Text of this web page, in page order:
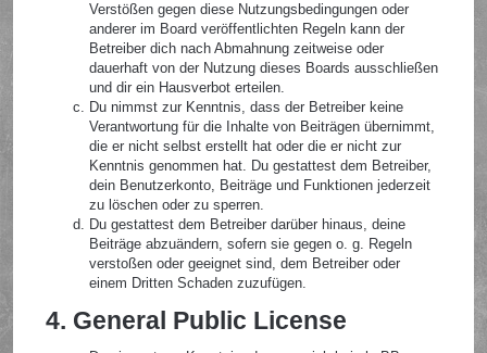
Verstößen gegen diese Nutzungsbedingungen oder
anderer im Board veröffentlichten Regeln kann der
Betreiber dich nach Abmahnung zeitweise oder
dauerhaft von der Nutzung dieses Boards ausschließen
und dir ein Hausverbot erteilen.
Du nimmst zur Kenntnis, dass der Betreiber keine
Verantwortung für die Inhalte von Beiträgen übernimmt,
die er nicht selbst erstellt hat oder die er nicht zur
Kenntnis genommen hat. Du gestattest dem Betreiber,
dein Benutzerkonto, Beiträge und Funktionen jederzeit
zu löschen oder zu sperren.
Du gestattest dem Betreiber darüber hinaus, deine
Beiträge abzuändern, sofern sie gegen o. g. Regeln
verstoßen oder geeignet sind, dem Betreiber oder
einem Dritten Schaden zuzufügen.
4. General Public License